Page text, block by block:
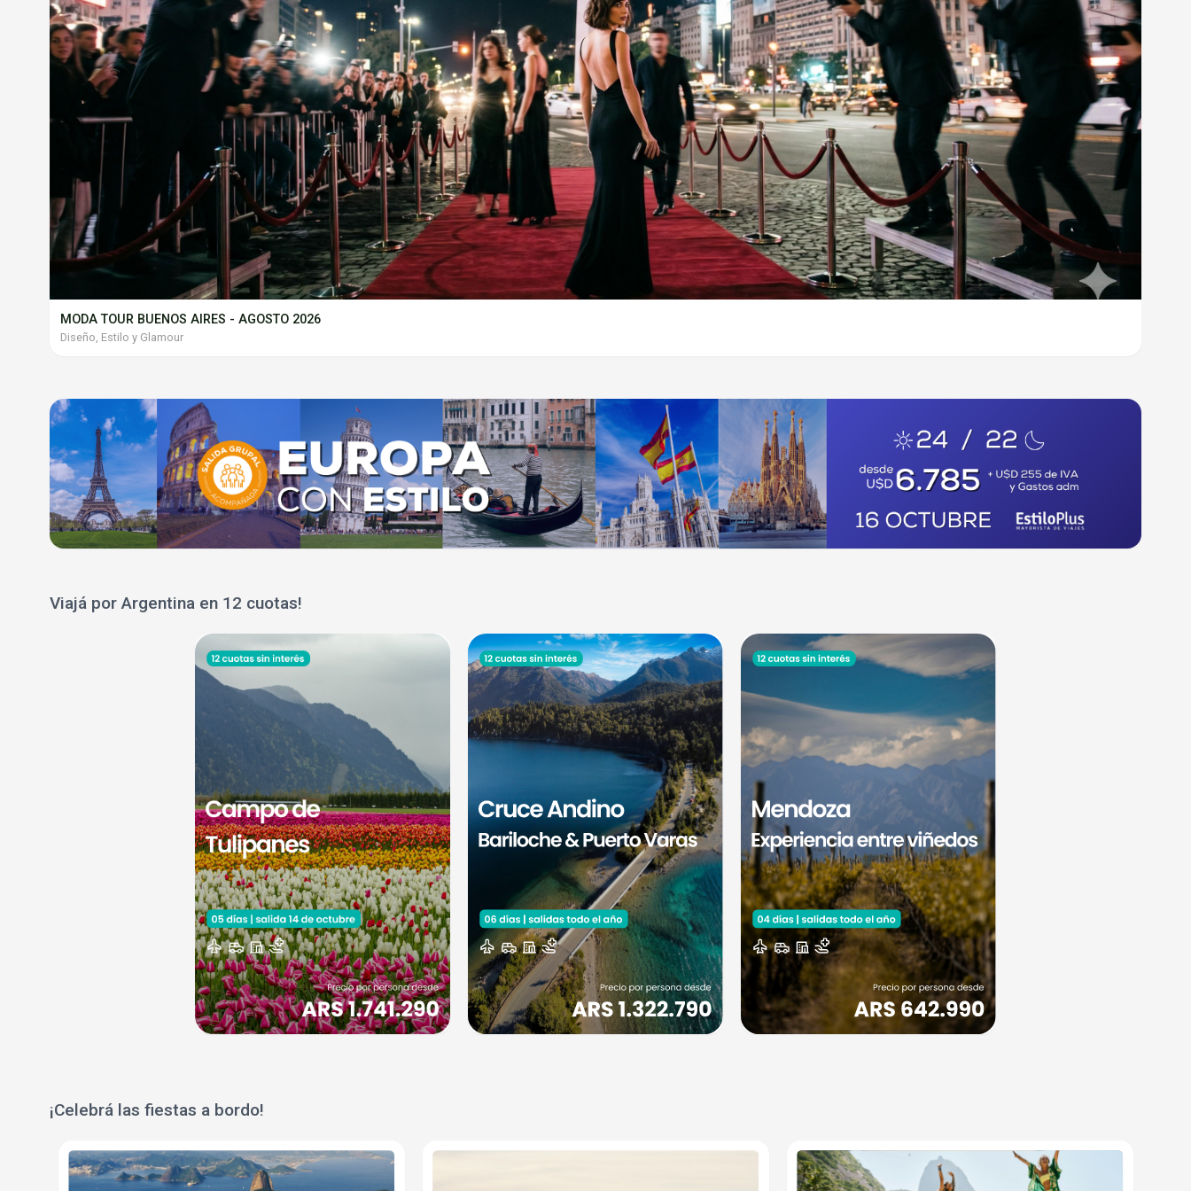
MODA TOUR BUENOS AIRES - AGOSTO 2026
Diseño, Estilo y Glamour
Viajá por Argentina en 12 cuotas!
¡Celebrá las fiestas a bordo!